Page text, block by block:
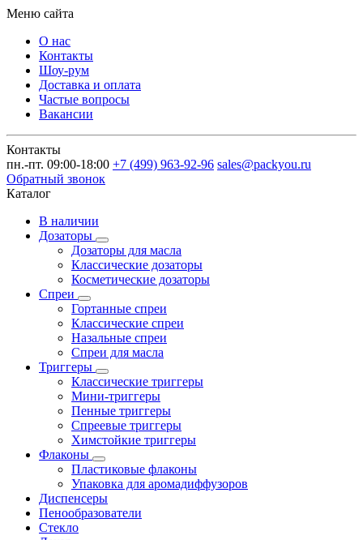
Меню сайта
О нас
Контакты
Шоу-рум
Доставка и оплата
Частые вопросы
Вакансии
Контакты
пн.-пт. 09:00-18:00 +7 (499) 963-92-96 sales@packyou.ru
Обратный звонок
Каталог
В наличии
Дозаторы
Дозаторы для масла
Классические дозаторы
Косметические дозаторы
Спреи
Гортанные спреи
Классические спреи
Назальные спреи
Спреи для масла
Триггеры
Классические триггеры
Мини-триггеры
Пенные триггеры
Спреевые триггеры
Химстойкие триггеры
Флаконы
Пластиковые флаконы
Упаковка для аромадиффузоров
Диспенсеры
Пенообразователи
Стекло